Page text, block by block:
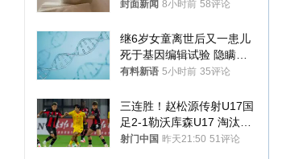
帖吐槽后酒店退还一半的
封面新闻 8小时前 58评论
继6岁女童离世后又一患儿
死于基因编辑试验 隐瞒一
年才对外披露
有料新语 5小时前 35评论
三连胜！赵松源传射U17国
足2-1勒沃库森U17 淘汰赛
将战河床
射门中国 昨天21:50 51评论